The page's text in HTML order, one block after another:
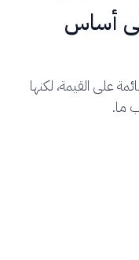
أساس
على القيمة، لكنها